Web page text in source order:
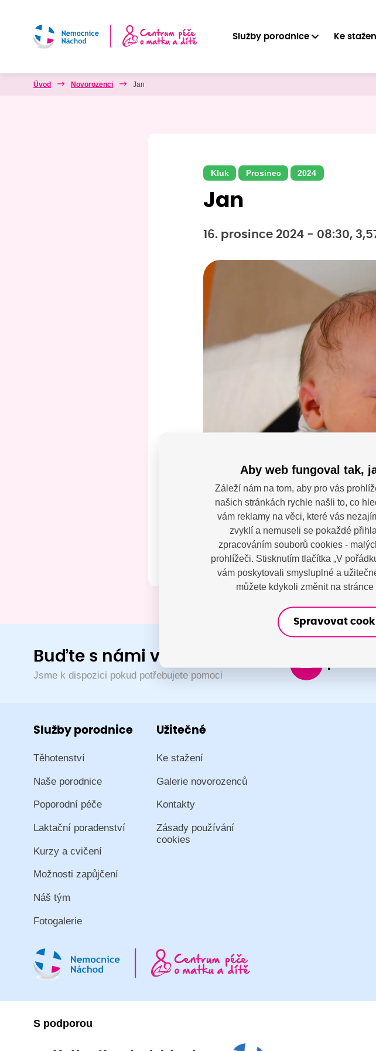
Služby porodnice Ke
Úvod Novorozenci Jan
Kluk Prosinec 2024
Jan
16. prosince 2024 - 08:30,
Máte dotazy?
Kontaktujte nás
Buďte s námi v kontaktu
Jsme k dispozici pokud potřebujete pomoci
Služby porodnice
Těhotenství
Naše porodnice
Poporodní péče
Laktační poradenství
Kurzy a cvičení
Možnosti zapůjčení
Náš tým
Fotogalerie
Užitečné
Ke stažení
Galerie novorozenců
Kontakty
Zásady používání
cookies
S podporou
Aby web fungoval tak,
Záleží nám na tom, aby pro vás
našich stránkách rychle našli to, co
vám reklamy na věci, které vás
zvyklí a nemuseli se pokaždé
zpracováním souborů cookies -
prohlížeči. Stisknutím tlačítka „V
vám poskytovali smysluplné a
můžete kdykoli změnit na
Spravovat